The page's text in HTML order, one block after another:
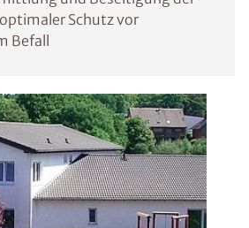
Schutz vor
Befall